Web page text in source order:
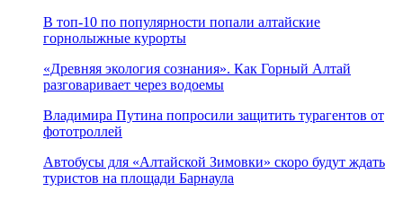
В топ-10 по популярности попали алтайские
горнолыжные курорты
«Древняя экология сознания». Как Горный Алтай
разговаривает через водоемы
Владимира Путина попросили защитить турагентов от
фототроллей
Автобусы для «Алтайской Зимовки» скоро будут ждать
туристов на площади Барнаула